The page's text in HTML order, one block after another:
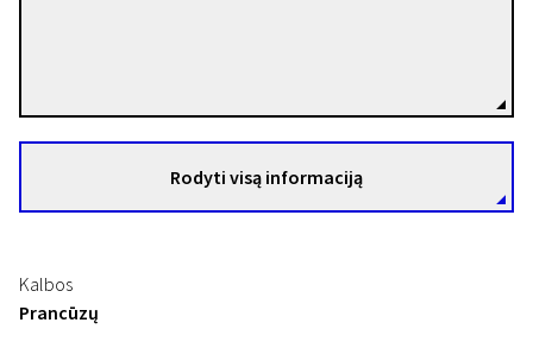
Rodyti visą informaciją
Kalbos
Prancūzų